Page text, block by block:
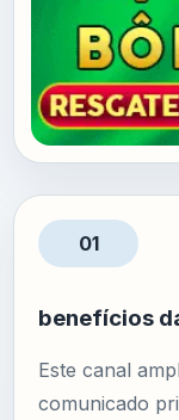
01
benefícios
Este canal
comunicado